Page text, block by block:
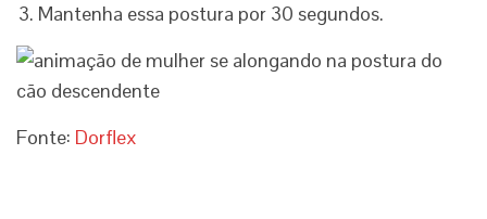
Mantenha essa postura por 30 segundos.
Fonte: Dorflex